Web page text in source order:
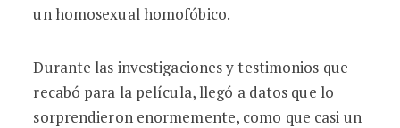
un homosexual homofóbico.
Durante las investigaciones y testimonios que
recabó para la película, llegó a datos que lo
sorprendieron enormemente, como que casi un